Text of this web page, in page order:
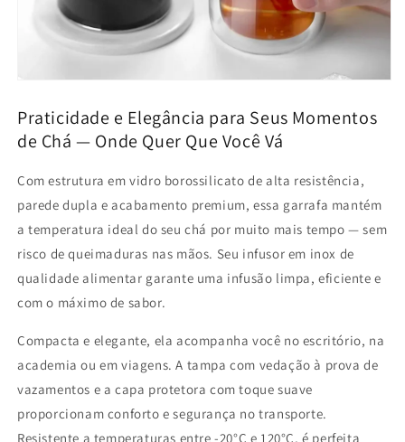
Praticidade e Elegância para Seus Momentos
de Chá — Onde Quer Que Você Vá
Com estrutura em vidro borossilicato de alta resistência,
parede dupla e acabamento premium, essa garrafa mantém
a temperatura ideal do seu chá por muito mais tempo — sem
risco de queimaduras nas mãos. Seu infusor em inox de
qualidade alimentar garante uma infusão limpa, eficiente e
com o máximo de sabor.
Compacta e elegante, ela acompanha você no escritório, na
academia ou em viagens. A tampa com vedação à prova de
vazamentos e a capa protetora com toque suave
proporcionam conforto e segurança no transporte.
Resistente a temperaturas entre -20°C e 120°C, é perfeita